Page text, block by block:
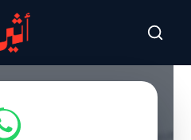
تخطى للمحتوى الرئيسي